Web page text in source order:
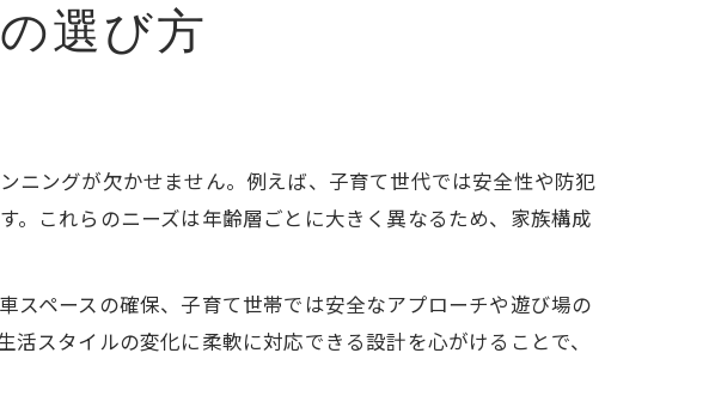
選び方
ニングが欠かせません。例えば、子育て世代では安全性や防犯
これらのニーズは年齢層ごとに大きく異なるため、家族構成
ペースの確保、子育て世帯では安全なアプローチや遊び場の
スタイルの変化に柔軟に対応できる設計を心がけることで、